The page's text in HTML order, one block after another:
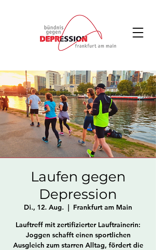
Laufen gegen
Depression
Di., 12. Aug.
  |
Frankfurt am Main
Lauftreff mit zertifizierter Lauftrainerin:
Joggen schafft einen sportlichen
Ausgleich zum starren Alltag, fördert die